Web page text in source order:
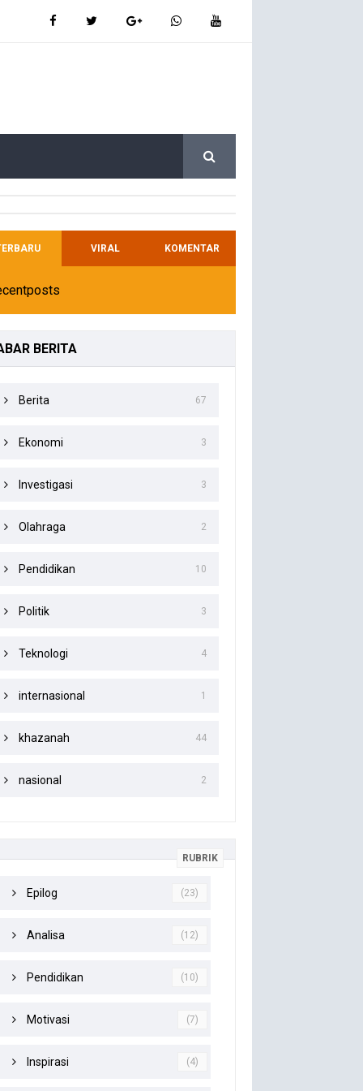
VIRAL KOMENTAR
BERITA
Berita 67
Ekonomi 3
Investigasi 3
Olahraga 2
Pendidikan 10
Politik 3
Teknologi 4
internasional 1
khazanah 44
nasional 2
RUBRIK
Epilog (23)
Analisa (12)
Pendidikan (10)
Motivasi (7)
Inspirasi (4)